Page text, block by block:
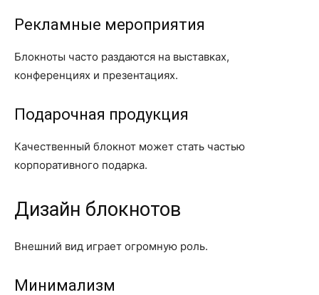
Рекламные мероприятия
Блокноты часто раздаются на выставках,
конференциях и презентациях.
Подарочная продукция
Качественный блокнот может стать частью
корпоративного подарка.
Дизайн блокнотов
Внешний вид играет огромную роль.
Минимализм